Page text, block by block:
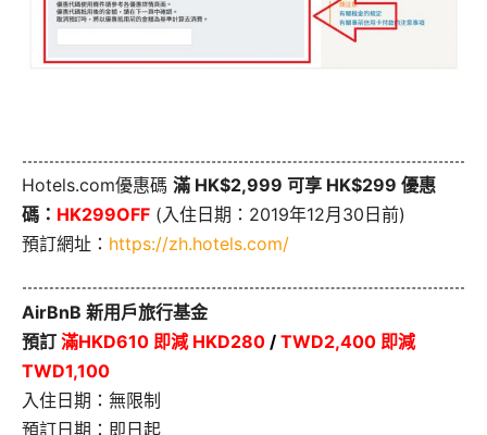
Hotels.com優惠碼 滿 HK$2,999 可享 HK$299 優惠
碼： HK299OFF (入住日期：2019年12月30日前)
預訂網址： https://zh.hotels.com/
AirBnB 新用戶旅行基金
預訂 滿HKD610 即減 HKD280 / TWD2,400 即減
TWD1,100
入住日期：無限制
預訂日期：即日起